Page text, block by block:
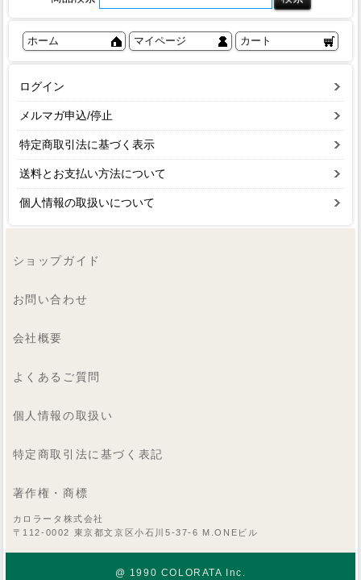
ホーム マイページ カート
ログイン
メルマガ申込/停止
特定商取引法に基づく表示
送料とお支払い方法について
個人情報の取扱いについて
ショップガイド
お問い合わせ
会社概要
よくあるご質問
個人情報の取扱い
特定商取引法に基づく表記
著作権・商標
カロラータ株式会社
〒112-0002 東京都文京区小石川5-37-6 M.ONEビル
@ 1990 COLORATA Inc.